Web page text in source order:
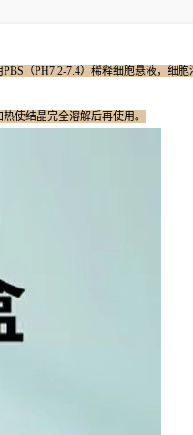
（PH7.2-7.4）稀释细胞悬液，细
使结晶完全溶解后再使用。